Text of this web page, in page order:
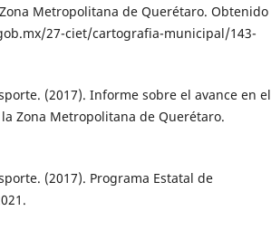
Metropolitana de Querétaro. Obtenido
27-ciet/cartogra­fia-municipal/143-
(2017). In­forme sobre el avance en el
Zona Metropolitana de Querétaro.
(2017). Programa Estatal de